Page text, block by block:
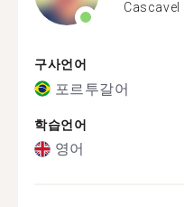
Cascavel
구사언어
포르투갈어
학습언어
영어